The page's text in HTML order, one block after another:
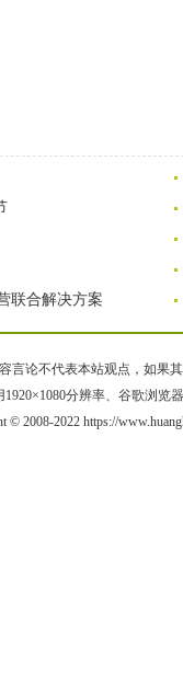
联合解决方案
言论不代表本站观点，如果
分辨率、谷歌浏览
© 2008-2022 https://